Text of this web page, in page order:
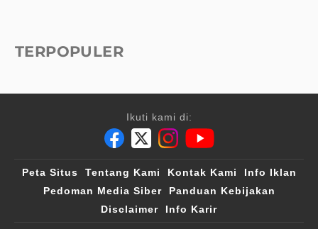
TERPOPULER
Ikuti kami di:
Peta Situs Tentang Kami Kontak Kami
Info Iklan
Pedoman Media Siber
Panduan Kebijakan
Disclaimer
Info Karir